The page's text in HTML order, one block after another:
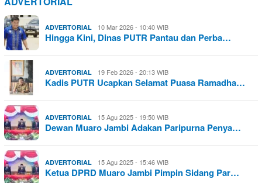
ADVERTORIAL 10 Mar 2026 - 10:40 WIB
Hingga Kini, Dinas PUTR Pantau dan Perba…
ADVERTORIAL 19 Feb 2026 - 20:13 WIB
Kadis PUTR Ucapkan Selamat Puasa Ramadha…
ADVERTORIAL 15 Agu 2025 - 19:50 WIB
Dewan Muaro Jambi Adakan Paripurna Penya…
ADVERTORIAL 15 Agu 2025 - 15:46 WIB
Ketua DPRD Muaro Jambi Pimpin Sidang Par…